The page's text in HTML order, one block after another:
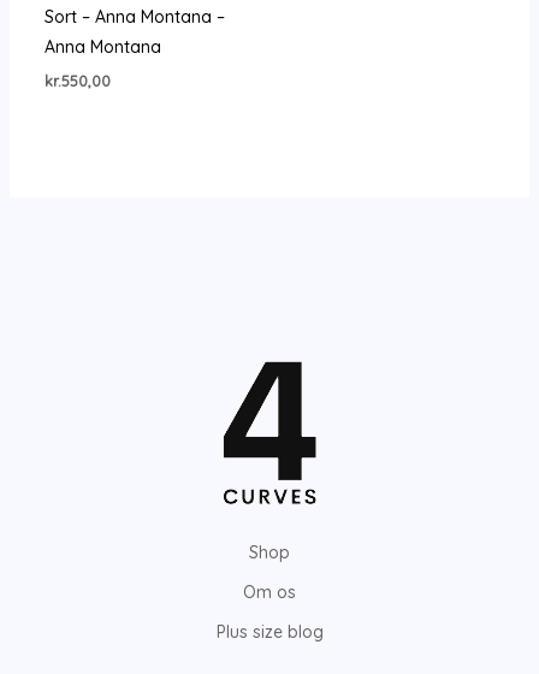
Sort – Anna Montana –
Anna Montana
kr.550,00
Shop
Om os
Plus size blog